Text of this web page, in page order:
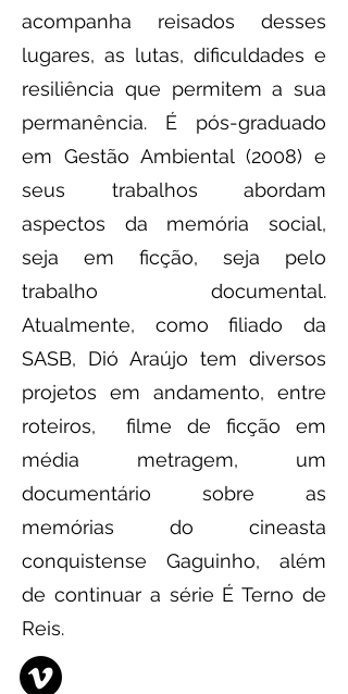
acompanha reisados desses
lugares, as lutas, dificuldades e
resiliência que permitem a sua
permanência. É pós-graduado
em Gestão Ambiental (2008) e
seus trabalhos abordam
aspectos da memória social,
seja em ficção, seja pelo
trabalho documental.
Atualmente, como filiado da
SASB, Dió Araújo tem diversos
projetos em andamento, entre
roteiros, filme de ficção em
média metragem, um
documentário sobre as
memórias do cineasta
conquistense Gaguinho, além
de continuar a série É Terno de
Reis.